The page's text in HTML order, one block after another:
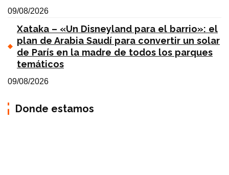
09/08/2026
Xataka – «Un Disneyland para el barrio»: el
plan de Arabia Saudí para convertir un solar
de París en la madre de todos los parques
temáticos
09/08/2026
Donde estamos